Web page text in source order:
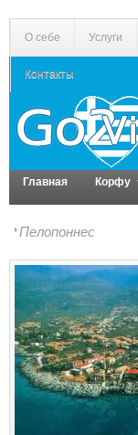
О себе Услуги
Контакты
Главная Корфу
Пелопоннес